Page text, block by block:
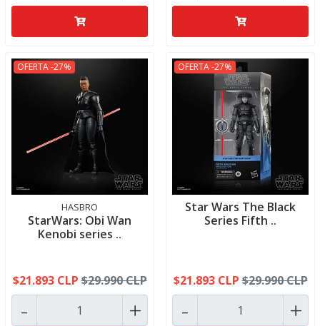
OFERTA -27%
HASBRO
StarWars: Obi Wan
Kenobi series ..
$21.893 CLP $29.990 CLP
+
-
OFERTA -27%
Star Wars The Black
Series Fifth ..
$21.893 CLP $29.990 CLP
+
-